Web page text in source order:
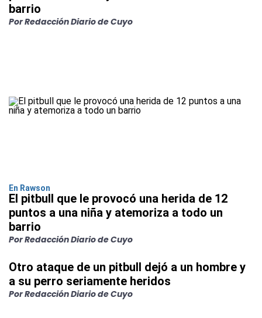
barrio
Por Redacción Diario de Cuyo
En Rawson
El pitbull que le provocó una herida de 12
puntos a una niña y atemoriza a todo un
barrio
Por Redacción Diario de Cuyo
Otro ataque de un pitbull dejó a un hombre y
a su perro seriamente heridos
Por Redacción Diario de Cuyo